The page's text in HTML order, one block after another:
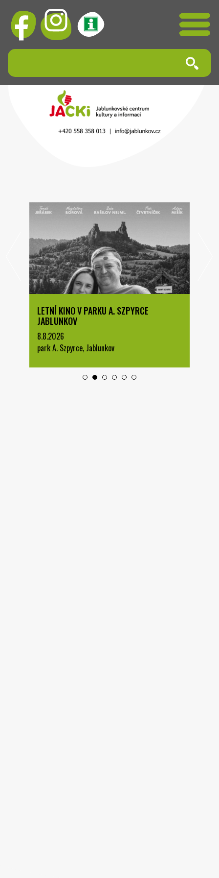
LETNÍ KINO V PARKU A. SZPYRCE
JABLUNKOV
8.8.2026
park A. Szpyrce, Jablunkov